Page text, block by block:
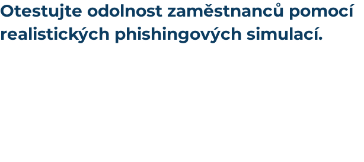
Otestujte odolnost zaměstnanců pomocí
realistických phishingových simulací.